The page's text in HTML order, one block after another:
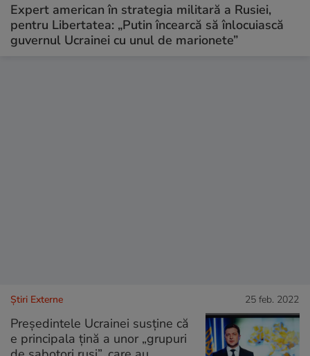
Expert american în strategia militară a Rusiei,
pentru Libertatea: „Putin încearcă să înlocuiască
guvernul Ucrainei cu unul de marionete”
Știri Externe 25 feb. 2022
Președintele Ucrainei susține că
e principala țină a unor „grupuri